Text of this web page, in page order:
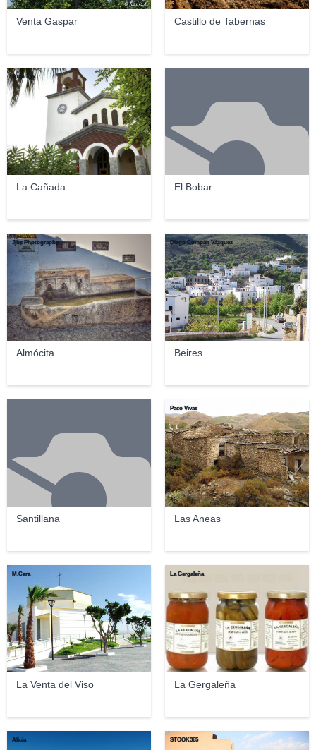
Venta Gaspar Castillo de Tabernas
La Cañada
Juan Lax
El Bobar
Almócita
Jjhs Photography
Beires
Diego Compán Vázquez
Santillana Las Aneas
Paco Vivas
La Venta del Viso
M.Cara
La Gergaleña
La Gergaleña
Alicia STOOK365